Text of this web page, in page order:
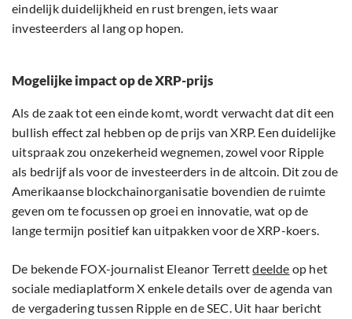
eindelijk duidelijkheid en rust brengen, iets waar
investeerders al lang op hopen.
Mogelijke impact op de XRP-prijs
Als de zaak tot een einde komt, wordt verwacht dat dit een
bullish effect zal hebben op de prijs van XRP. Een duidelijke
uitspraak zou onzekerheid wegnemen, zowel voor Ripple
als bedrijf als voor de investeerders in de altcoin. Dit zou de
Amerikaanse blockchainorganisatie bovendien de ruimte
geven om te focussen op groei en innovatie, wat op de
lange termijn positief kan uitpakken voor de XRP-koers.
De bekende FOX-journalist Eleanor Terrettdeelde op het
sociale mediaplatform X enkele details over de agenda van
de vergadering tussen Ripple en de SEC. Uit haar bericht